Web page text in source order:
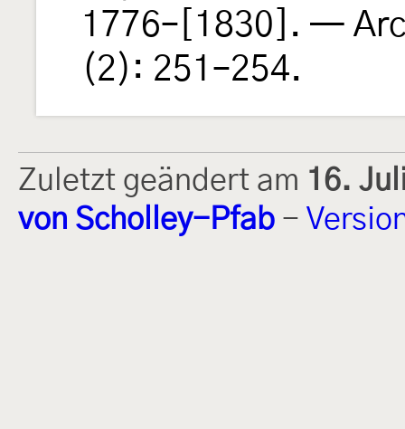
1776–[1830]. —
(2): 251–254.
Zuletzt geändert am 16.
von Scholley-Pfab -